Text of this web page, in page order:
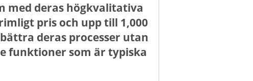
med deras högkvalitativa
pris och upp till 1,000
deras processer utan
funktioner som är typiska